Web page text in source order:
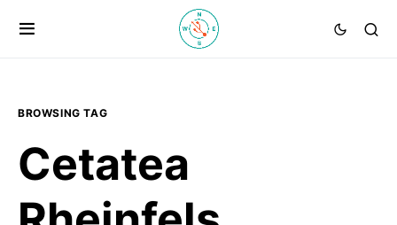
BROWSING TAG
Cetatea